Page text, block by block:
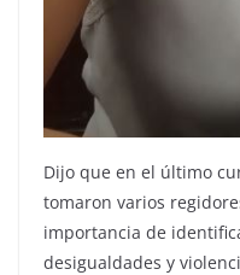
Dijo que en el último
tomaron varios
importancia de
desigualdades y